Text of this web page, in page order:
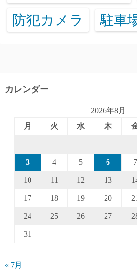
防犯カメラ 駐車
カレンダー
2026年8月
月
火 水 木
3 4 5 6 7
10 11 12 13
17 18 19 20 21
24 25 26 27
31
« 7月